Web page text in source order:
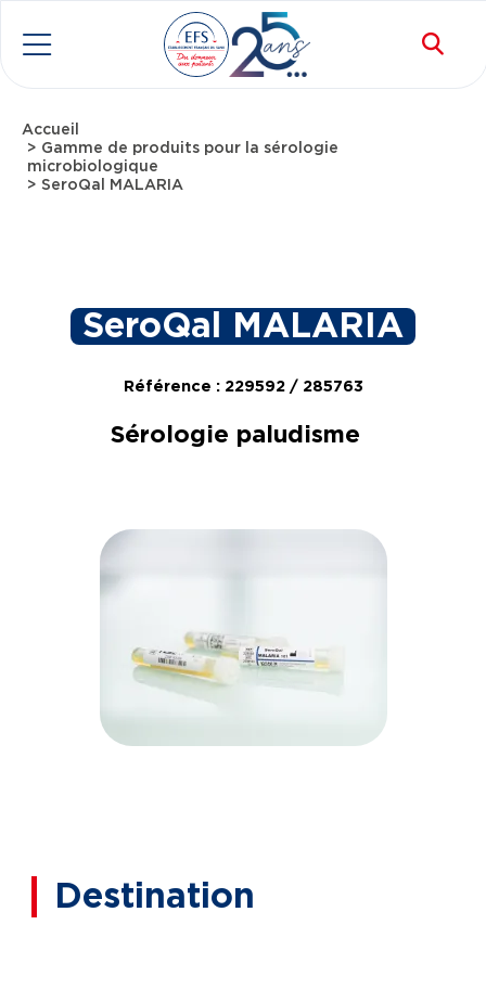
Aller au contenu principal
Fil d'Ariane
Accueil
Gamme de produits pour la sérologie
microbiologique
SeroQal MALARIA
SeroQal MALARIA
Référence : 229592 / 285763
Sérologie paludisme
Destination